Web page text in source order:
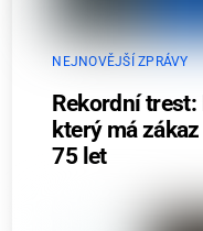
NEJNOVĚJŠÍ ZPRÁVY
Rekordní
který má
75 let